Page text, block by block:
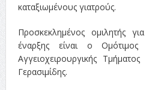
καταξιωμένους γιατρούς.
Προσκεκλημένος ομιλητής
έναρξης είναι ο Ομότιμος
Αγγειοχειρουργικής
Γερασιμίδης.